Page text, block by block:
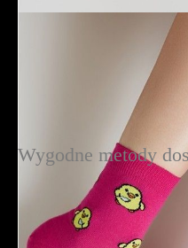
Wygodne metody